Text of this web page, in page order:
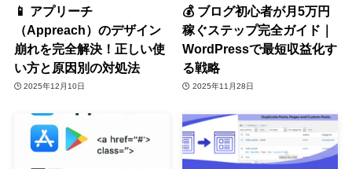
📱 アプリーチ
（Appreach）のデザイン
崩れを完全解決！正しい使
い方と原因別の対処法
2025年12月10日
💰 ブログ初心者が月5万円
稼ぐステップ完全ガイド｜
WordPressで最短収益化す
る戦略
2025年11月28日